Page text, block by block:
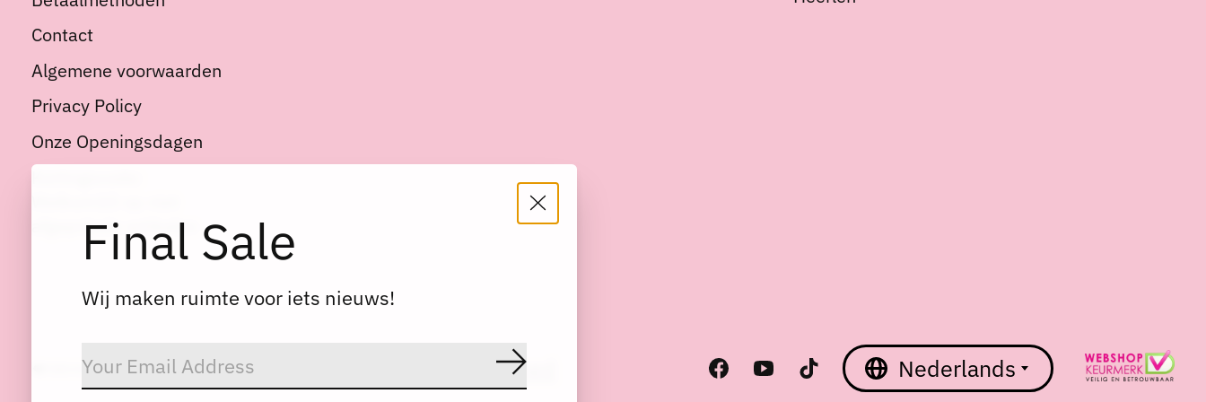
Contact
Algemene voorwaarden
Privacy Policy
Onze Openingsdagen
afgeprijsde artikelen
© Copyright 2026 Dresscode RSS-feed Nederlands
Final Sale
Wij maken ruimte voor iets nieuws!
Abonneer